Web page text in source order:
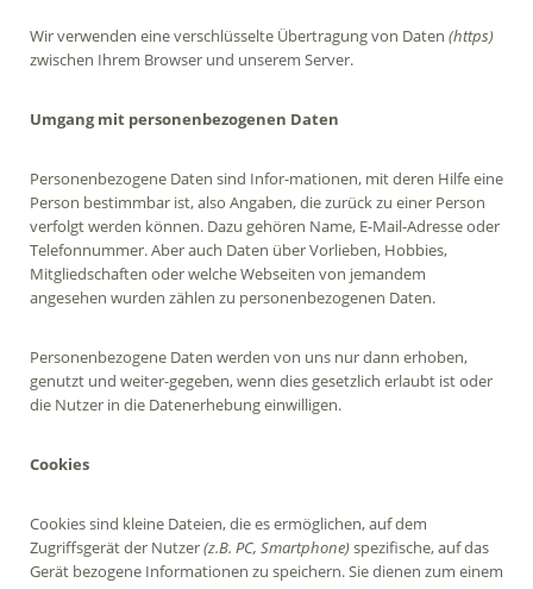
Wir verwenden eine verschlüsselte Übertragung von Daten (https)
zwischen Ihrem Browser und unserem Server.
Umgang mit personenbezogenen Daten
Personenbezogene Daten sind Infor-mationen, mit deren Hilfe eine
Person bestimmbar ist, also Angaben, die zurück zu einer Person
verfolgt werden können. Dazu gehören Name, E-Mail-Adresse oder
Telefonnummer. Aber auch Daten über Vorlieben, Hobbies,
Mitgliedschaften oder welche Webseiten von jemandem
angesehen wurden zählen zu personenbezogenen Daten.
Personenbezogene Daten werden von uns nur dann erhoben,
genutzt und weiter-gegeben, wenn dies gesetzlich erlaubt ist oder
die Nutzer in die Datenerhebung einwilligen.
Cookies
Cookies sind kleine Dateien, die es ermöglichen, auf dem
Zugriffsgerät der Nutzer(z.B. PC, Smartphone)spezifische, auf das
Gerät bezogene Informationen zu speichern. Sie dienen zum einem